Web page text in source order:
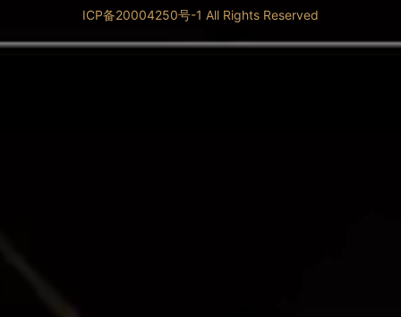
ICP备20004250号-1 All Rights Reserved